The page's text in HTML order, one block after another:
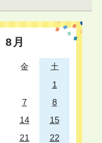
8 月
金
土
1
7
8
14
15
21
22